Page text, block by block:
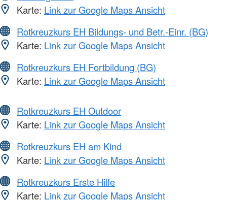
Karte: Link zur Google Maps Ansicht
Rotkreuzkurs EH Bildungs- und Betr.-Einr. (BG)
Karte: Link zur Google Maps Ansicht
Rotkreuzkurs EH Fortbildung (BG)
Karte: Link zur Google Maps Ansicht
Rotkreuzkurs EH Outdoor
Karte: Link zur Google Maps Ansicht
Rotkreuzkurs EH am Kind
Karte: Link zur Google Maps Ansicht
Rotkreuzkurs Erste Hilfe
Karte: Link zur Google Maps Ansicht